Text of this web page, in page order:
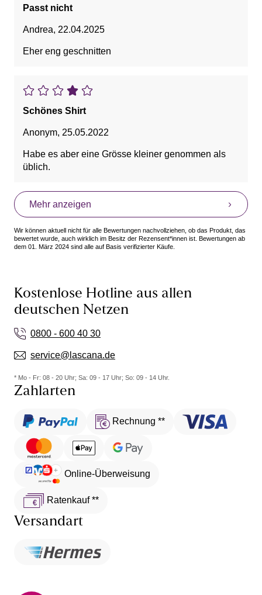
Passt nicht
Andrea, 22.04.2025
Eher eng geschnitten
Schönes Shirt
Anonym, 25.05.2022
Habe es aber eine Grösse kleiner genommen als
üblich.
Mehr anzeigen
Wir können aktuell nicht für alle Bewertungen nachvollziehen, ob das Produkt, das
bewertet wurde, auch wirklich im Besitz der Rezensent*innen ist. Bewertungen ab
dem 01. März 2024 sind alle auf Basis verifizierter Käufe.
Kostenlose Hotline aus allen
deutschen Netzen
0800 - 600 40 30
service@lascana.de
* Mo - Fr: 08 - 20 Uhr; Sa: 09 - 17 Uhr; So: 09 - 14 Uhr.
Zahlarten
Rechnung **
Online-Überweisung
Ratenkauf **
Versandart